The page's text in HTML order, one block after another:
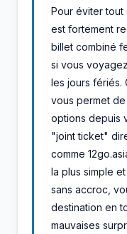
Pour éviter tout
est fortement
billet combiné
si vous
les jours fériés.
vous permet
options depuis
"joint ticket"
comme
la plus simple
sans accroc,
destination en
mauvaises